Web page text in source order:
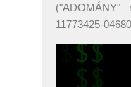
("ADOMÁNY"
11773425-